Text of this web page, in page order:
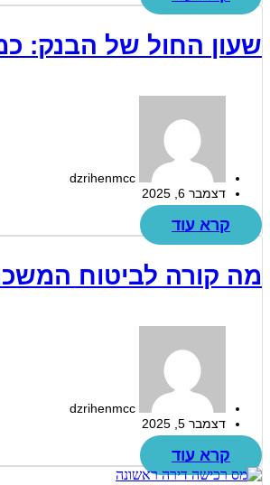
שעון החול של הבנק:
dzrihenmcc
דצמבר 6, 2025
קרא עוד
מה קורה לביטוח
dzrihenmcc
דצמבר 5, 2025
קרא עוד